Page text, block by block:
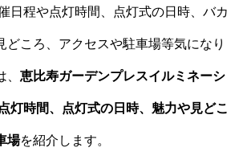
日程や点灯時間、点灯式の日時、バカ
どころ、アクセスや駐車場等気になり
恵比寿ガーデンプレスイルミネーシ
灯時間、点灯式の日時、魅力や見どこ
場を紹介します。